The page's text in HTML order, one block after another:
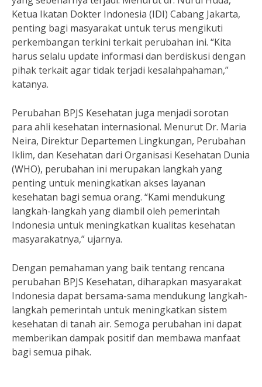
Ketua Ikatan Dokter Indonesia (IDI) Cabang Jakarta,
penting bagi masyarakat untuk terus mengikuti
perkembangan terkini terkait perubahan ini. “Kita
harus selalu update informasi dan berdiskusi dengan
pihak terkait agar tidak terjadi kesalahpahaman,”
katanya.
Perubahan BPJS Kesehatan juga menjadi sorotan
para ahli kesehatan internasional. Menurut Dr. Maria
Neira, Direktur Departemen Lingkungan, Perubahan
Iklim, dan Kesehatan dari Organisasi Kesehatan Dunia
(WHO), perubahan ini merupakan langkah yang
penting untuk meningkatkan akses layanan
kesehatan bagi semua orang. “Kami mendukung
langkah-langkah yang diambil oleh pemerintah
Indonesia untuk meningkatkan kualitas kesehatan
masyarakatnya,” ujarnya.
Dengan pemahaman yang baik tentang rencana
perubahan BPJS Kesehatan, diharapkan masyarakat
Indonesia dapat bersama-sama mendukung langkah-
langkah pemerintah untuk meningkatkan sistem
kesehatan di tanah air. Semoga perubahan ini dapat
memberikan dampak positif dan membawa manfaat
bagi semua pihak.